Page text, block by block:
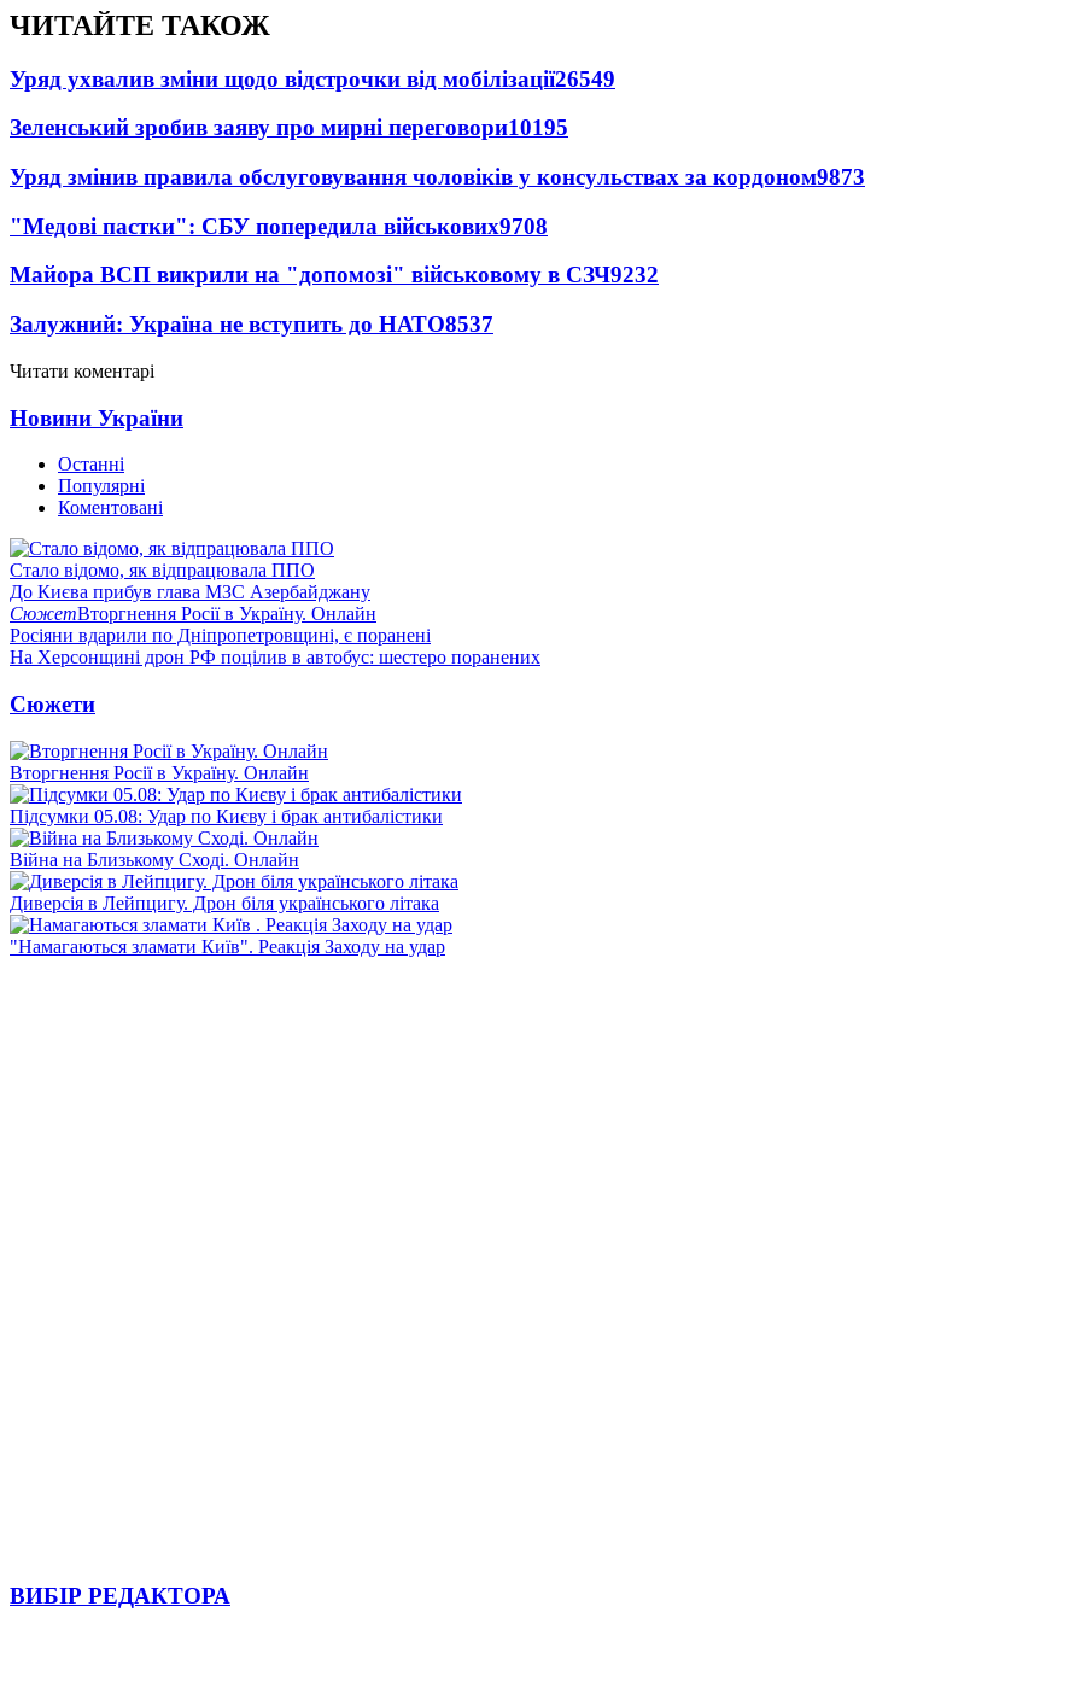
ЧИТАЙТЕ ТАКОЖ
Уряд ухвалив зміни щодо відстрочки від мобілізації26549
Зеленський зробив заяву про мирні переговори10195
Уряд змінив правила обслуговування чоловіків у консульствах за кордоном9873
"Медові пастки": СБУ попередила військових9708
Майора ВСП викрили на "допомозі" військовому в СЗЧ9232
Залужний: Україна не вступить до НАТО8537
Читати коментарі
Новини України
Останні
Популярні
Коментовані
Стало відомо, як відпрацювала ППО
До Києва прибув глава МЗС Азербайджану
СюжетВторгнення Росії в Україну. Онлайн
Росіяни вдарили по Дніпропетровщині, є поранені
На Херсонщині дрон РФ поцілив в автобус: шестеро поранених
Сюжети
Вторгнення Росії в Україну. Онлайн
Підсумки 05.08: Удар по Києву і брак антибалістики
Війна на Близькому Сході. Онлайн
Диверсія в Лейпцигу. Дрон біля українського літака
"Намагаються зламати Київ". Реакція Заходу на удар
ВИБІР РЕДАКТОРА